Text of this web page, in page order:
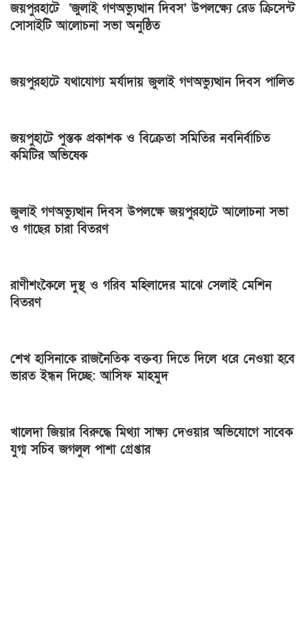
জয়পুরহাটে ‘জুলাই গণঅভ্যুত্থান দিবস’ উপলক্ষ্যে রেড ক্রিসেন্ট
সোসাইটি আলোচনা সভা অনুষ্ঠিত
জয়পুরহাটে যথাযোগ্য মর্যাদায় জুলাই গণঅভ্যুত্থান দিবস পালিত
জয়পুহাটে পুস্তক প্রকাশক ও বিক্রেতা সমিতির নবনির্বাচিত
কমিটির অভিষেক
জুলাই গণঅভ্যুত্থান দিবস উপলক্ষে জয়পুরহাটে আলোচনা সভা
ও গাছের চারা বিতরণ
রাণীশংকৈলে দুস্থ ও গরিব মহিলাদের মাঝে সেলাই মেশিন
বিতরণ
শেখ হাসিনাকে রাজনৈতিক বক্তব্য দিতে দিলে ধরে নেওয়া হবে
ভারত ইন্ধন দিচ্ছে: আসিফ মাহমুদ
খালেদা জিয়ার বিরুদ্ধে মিথ্যা সাক্ষ্য দেওয়ার অভিযোগে সাবেক
যুগ্ম সচিব জগলুল পাশা গ্রেপ্তার